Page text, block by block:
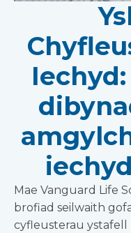
Mae Vanguard Life
brofiad seilwaith
cyfleusterau ystafell